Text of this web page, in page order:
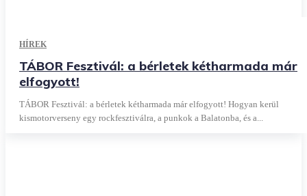
HÍREK
TÁBOR Fesztivál: a bérletek kétharmada már
elfogyott!
TÁBOR Fesztivál: a bérletek kétharmada már elfogyott! Hogyan kerül
kismotorverseny egy rockfesztiválra, a punkok a Balatonba, és a...